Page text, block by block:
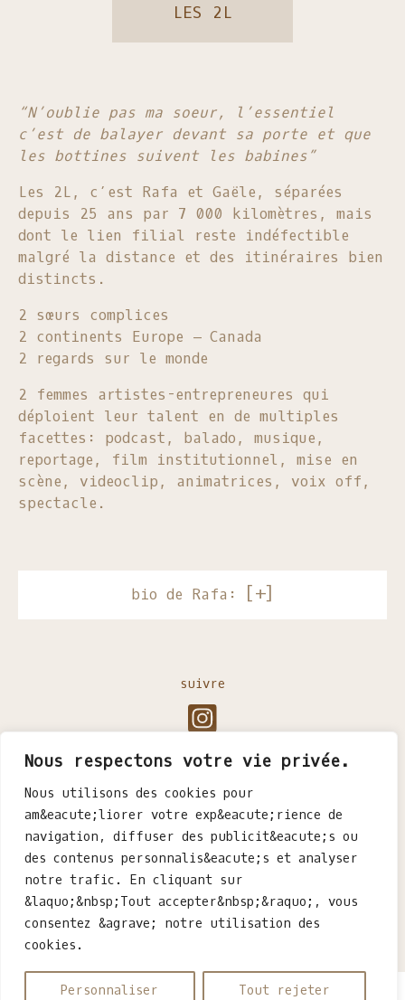
Nous respectons votre vie privée.
Nous utilisons des cookies pour
am&eacute;liorer votre exp&eacute;rience de
navigation, diffuser des publicit&eacute;s ou
des contenus personnalis&eacute;s et analyser
notre trafic. En cliquant sur
&laquo;&nbsp;Tout accepter&nbsp;&raquo;, vous
consentez &agrave; notre utilisation des
cookies.
Personnaliser Tout rejeter
LES 2L
“N’oublie pas ma soeur, l’essentiel
c’est de balayer devant sa porte et que
les bottines suivent les babines”
Les 2L, c’est Rafa et Gaële, séparées
depuis 25 ans par 7 000 kilomètres, mais
dont le lien filial reste indéfectible
malgré la distance et des itinéraires bien
distincts.
2 sœurs complices
2 continents Europe – Canada
2 regards sur le monde
2 femmes artistes-entrepreneures qui
déploient leur talent en de multiples
facettes: podcast, balado, musique,
reportage, film institutionnel, mise en
scène, videoclip, animatrices, voix off,
spectacle.
bio de Rafa:
suivre